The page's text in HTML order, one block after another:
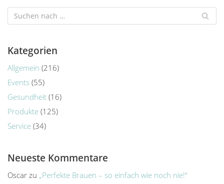
Kategorien
Allgemein (216)
Events (55)
Gesundheit (16)
Produkte (125)
Service (34)
Neueste Kommentare
Oscar zu „Perfekte Brauen – so einfach wie noch nie!“